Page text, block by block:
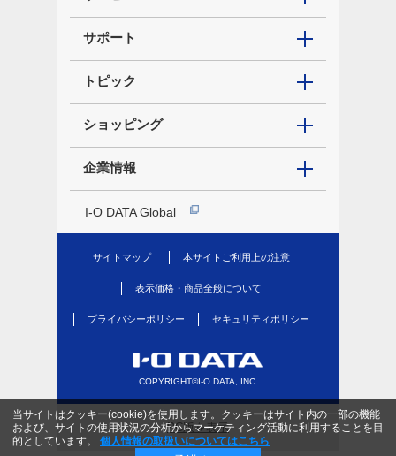
サポート
トピック
ショッピング
企業情報
I-O DATA Global
サイトマップ 本サイトご利用上の注意
表示価格・商品全般について
プライバシーポリシー セキュリティポリシー
COPYRIGHT©I-O DATA, INC.
当サイトはクッキー(cookie)を使用します。クッキーはサイト内の一部の機能
および、サイトの使用状況の分析からマーケティング活動に利用することを目
的としています。
個人情報の取扱いについてはこちら
PC版を表示